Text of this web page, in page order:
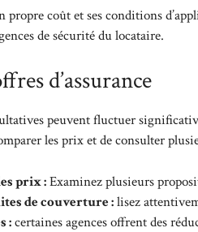
coût et ses conditions
de sécurité du locataire.
d’assurance
peuvent fluctuer
les prix et de consulter
prix :Examinez plusieurs
de couverture :lisez
:certaines agences offrent des